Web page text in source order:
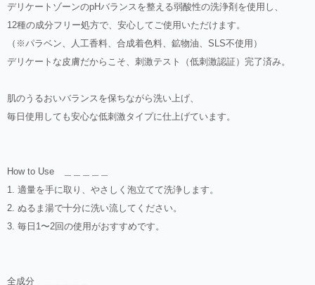
デリケートゾーンのpHバランスを整える弱酸性の洗浄剤を使用し、
12種の成分フリー処方で、安心してご使用いただけます。
（※パラベン、人工香料、合成着色料、鉱物油、SLS不使用）
デリケートな皮膚だからこそ、刺激テスト（低刺激認証）完了済み。
肌のうるおいバランスを保ちながら洗い上げ、
毎日使用しても安心な低刺激タイプに仕上げています。
How to Use ＿＿＿＿＿
1. 適量を手に取り、やさしく泡立てて洗浄します。
2. ぬるま湯で十分に洗い流してください。
3. 毎日1〜2回の使用がおすすめです。
全成分 ＿＿＿＿＿